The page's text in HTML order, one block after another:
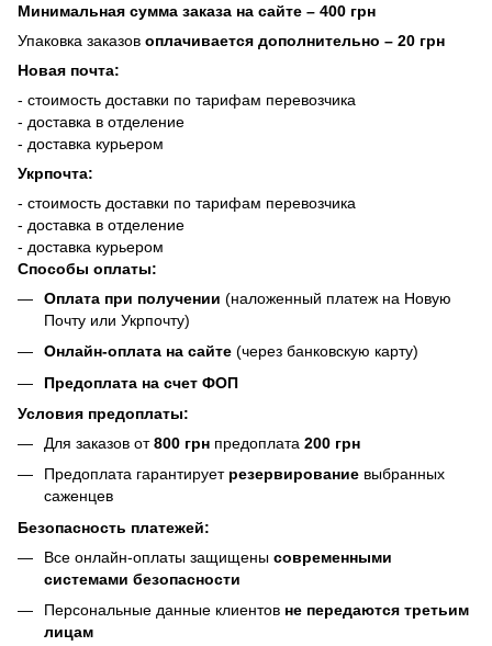
Минимальная сумма заказа на сайте – 400 грн
Упаковка заказов оплачивается дополнительно – 20 грн
Новая почта:
- стоимость доставки по тарифам перевозчика
- доставка в отделение
- доставка курьером
Укрпочта:
- стоимость доставки по тарифам перевозчика
- доставка в отделение
- доставка курьером
Способы оплаты:
Оплата при получении (наложенный платеж на Новую
Почту или Укрпочту)
Онлайн-оплата на сайте (через банковскую карту)
Предоплата на счет ФОП
Условия предоплаты:
Для заказов от800 грн предоплата 200 грн
Предоплата гарантирует резервирование выбранных
саженцев
Безопасность платежей:
Все онлайн-оплаты защищены современными
системами безопасности
Персональные данные клиентов не передаются третьим
лицам